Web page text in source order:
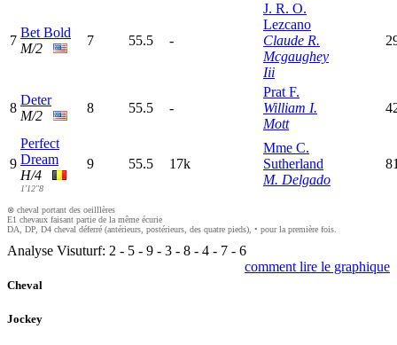
7
Bet Bold
M/2
7 55.5 -
J. R. O.
Lezcano
Claude R.
Mcgaughey
Iii
8
Deter
M/2
8 55.5 -
Prat F.
William I.
Mott
9
Perfect
Dream
H/4
1'12"8
9 55.5 17k
Mme C.
Sutherland
M. Delgado
⊗ cheval portant des oeilllères
E1 chevaux faisant partie de la même écurie
DA, DP, D4 cheval déferré (antérieurs, postérieurs, des quatre pieds), • pour la première fois.
Analyse Visuturf: 2 - 5 - 9 - 3 - 8 - 4 - 7 - 6
comment lire le graphique
Cheval
Jockey